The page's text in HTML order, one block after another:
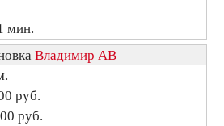
мин.
Владимир АВ
руб.
руб.